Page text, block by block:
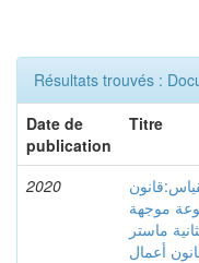
Résultats trouvés :
Date de
publication
Titre
2020
موجهة
ماستر
أعمال